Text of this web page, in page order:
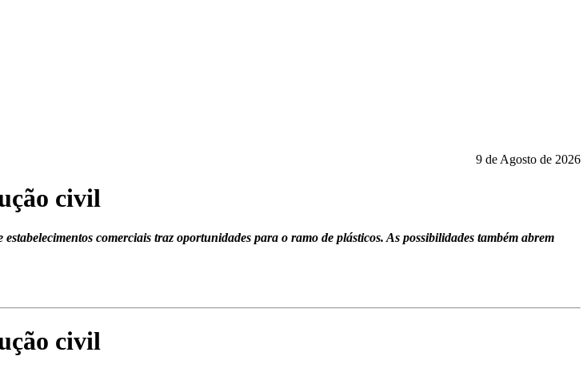
9 de Agosto de 2026
civil
comerciais traz oportunidades para o ramo de plásticos. As possibilidades também abrem
civil